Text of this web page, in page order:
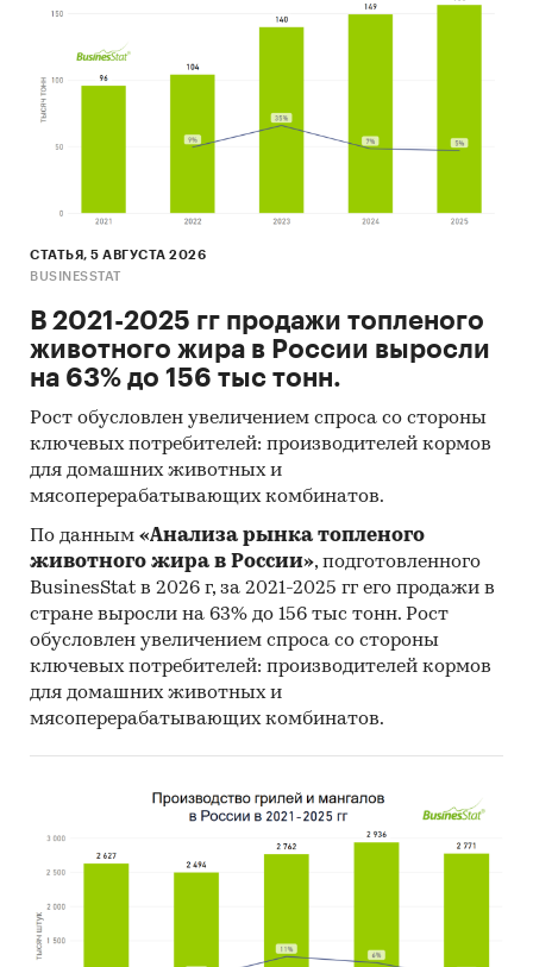
СТАТЬЯ, 5 АВГУСТА 2026
BUSINESSTAT
В 2021-2025 гг продажи топленого
животного жира в России выросли
на 63% до 156 тыс тонн.
Рост обусловлен увеличением спроса со стороны
ключевых потребителей: производителей кормов
для домашних животных и
мясоперерабатывающих комбинатов.
По данным «Анализа рынка топленого
животного жира в России», подготовленного
BusinesStat в 2026 г, за 2021-2025 гг его продажи в
стране выросли на 63% до 156 тыс тонн. Рост
обусловлен увеличением спроса со стороны
ключевых потребителей: производителей кормов
для домашних животных и
мясоперерабатывающих комбинатов.